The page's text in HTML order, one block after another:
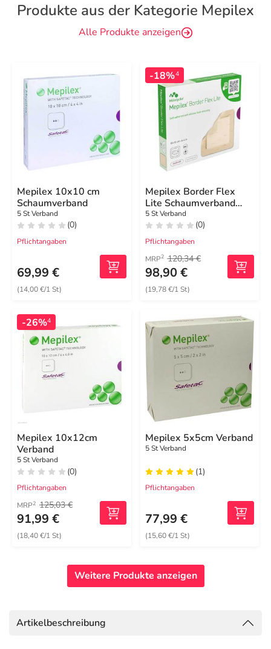
Produkte aus der Kategorie Mepilex
Alle Produkte anzeigen
Mepilex 10x10 cm
Schaumverband
5 St Verband
(0)
Pflichtangaben
69,99 €
(14,00 €/1 St)
-18%4
Mepilex Border Flex
Lite Schaumverband
10x10 cm
5 St Verband
(0)
Pflichtangaben
MRP2 120,34 €
98,90 €
(19,78 €/1 St)
-26%4
Mepilex 10x12cm
Verband
5 St Verband
(0)
Pflichtangaben
MRP2 125,03 €
91,99 €
(18,40 €/1 St)
Mepilex 5x5cm Verband
5 St Verband
(1)
Pflichtangaben
77,99 €
(15,60 €/1 St)
Weitere Produkte anzeigen
Artikelbeschreibung